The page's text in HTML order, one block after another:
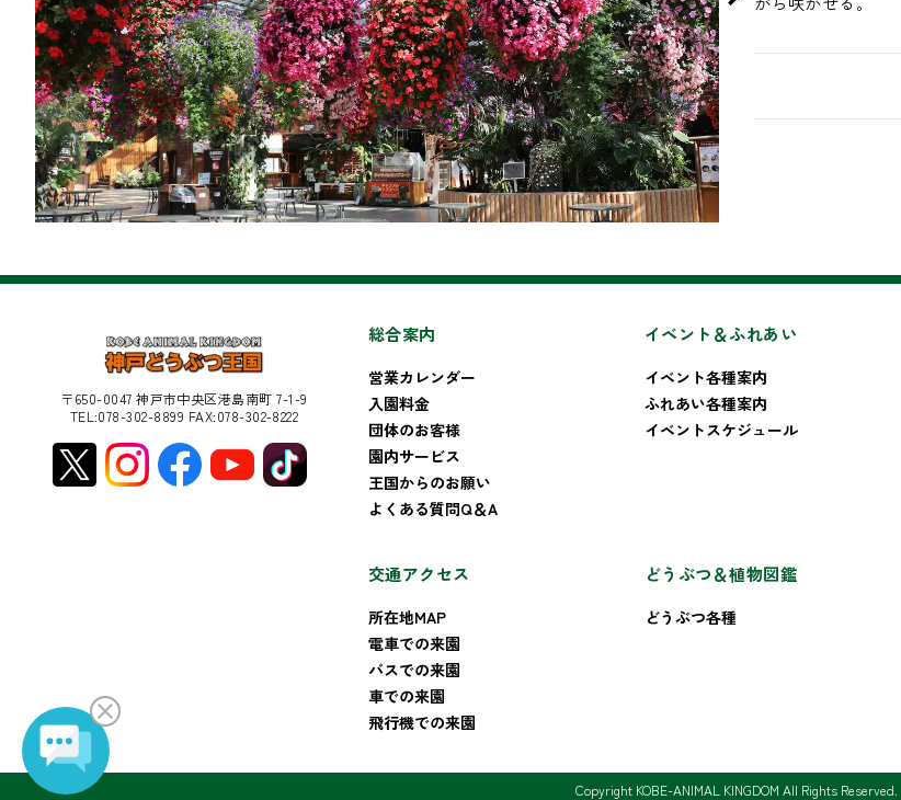
総合案内
営業カレンダー
入園料金
団体のお客様
園内サービス
王国からのお願い
よくある質問Q＆A
イベント＆ふれあい
イベント各種案内
ふれあい各種案内
イベントスケジュール
交通アクセス
所在地MAP
電車での来園
バスでの来園
車での来園
飛行機での来園
どうぶつ＆植物図鑑
どうぶつ各種
〒650-0047 神戸市中央区港島南町 7-1-9
TEL:078-302-8899 FAX:078-302-8222
Copyright KOBE-ANIMAL KINGDOM All Rights Reserved.